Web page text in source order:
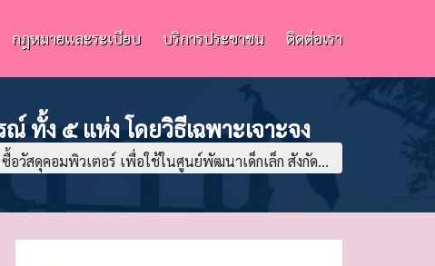
กฎหมายและระเบียบ บริการประชาชน ติดต่อเรา
ทั้ง ๕ แห่ง โดยวิธีเฉพาะเจาะจง
ซื้อวัสดุคอมพิวเตอร์ เพื่อใช้ในศูนย์พัฒนาเด็กเล็ก สังกัด...